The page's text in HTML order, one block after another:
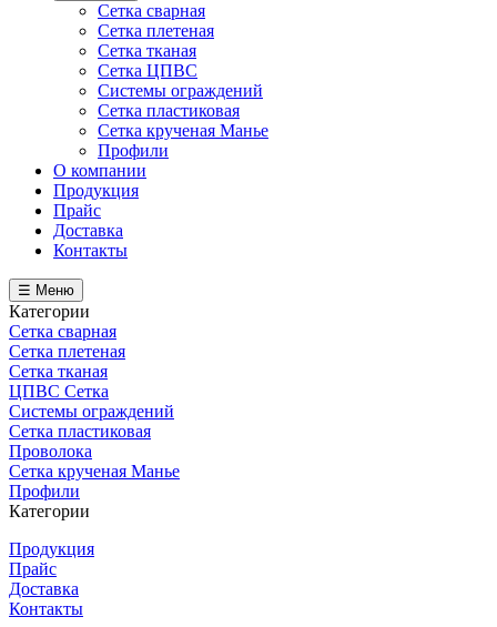
Сетка сварная
Сетка плетеная
Сетка тканая
Сетка ЦПВС
Системы ограждений
Сетка пластиковая
Сетка крученая Манье
Профили
О компании
Продукция
Прайс
Доставка
Контакты
☰ Меню
Категории
Сетка сварная
Сетка плетеная
Сетка тканая
ЦПВС Сетка
Системы ограждений
Сетка пластиковая
Проволока
Сетка крученая Манье
Профили
Категории
Продукция
Прайс
Доставка
Контакты